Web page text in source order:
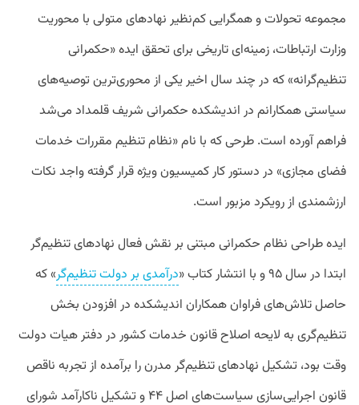
مجموعه تحولات و همگرایی کم‌نظیر نهادهای متولی با محوریت
وزارت ارتباطات، زمینه‌ای تاریخی برای تحقق ایده «حکمرانی
تنظیم‌گرانه» که در چند سال اخیر یکی از محوری‌ترین توصیه‌های
سیاستی همکارانم در اندیشکده حکمرانی شریف قلمداد می‌شد
فراهم آورده است. طرحی که با نام «نظام تنظیم مقررات خدمات
فضای مجازی» در دستور کار کمیسیون ویژه قرار گرفته واجد نکات
ارزشمندی از رویکرد مزبور است.
ایده طراحی نظام حکمرانی مبتنی بر نقش فعال نهادهای تنظیم‌گر
ابتدا در سال ۹۵ و با انتشار کتاب «
درآمدی بر دولت تنظیم‌گر» که
حاصل تلاش‌های فراوان همکاران اندیشکده در افزودن بخش
تنظیم‌گری به لایحه اصلاح قانون خدمات کشور در دفتر هیات دولت
وقت بود، تشکیل نهادهای تنظیم‌گر مدرن را برآمده از تجربه ناقص
قانون اجرایی‌سازی سیاست‌های اصل ۴۴ و تشکیل ناکارآمد شورای